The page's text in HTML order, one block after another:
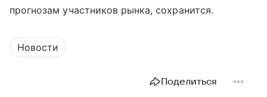
прогнозам участников рынка, сохранится.
Новости
Поделиться